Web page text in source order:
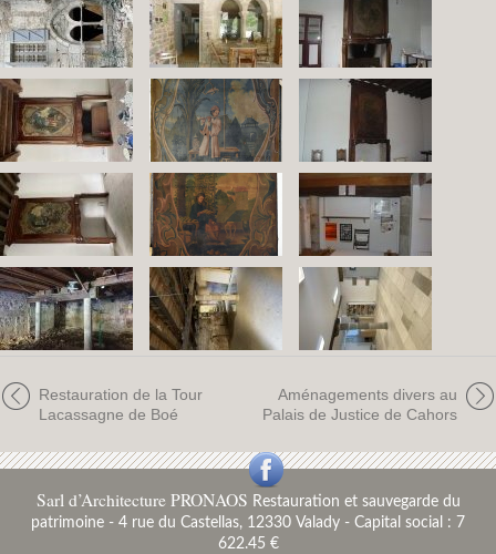
Aménagements divers au
Palais de Justice de Cahors
Restauration de la Tour
Lacassagne de Boé
Sarl d’Architecture PRONAOS Restauration et sauvegarde du
patrimoine - 4 rue du Castellas, 12330 Valady - Capital social : 7
622.45 €